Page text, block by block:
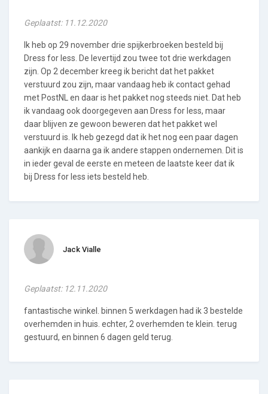
Geplaatst: 11.12.2020
Ik heb op 29 november drie spijkerbroeken besteld bij
Dress for less. De levertijd zou twee tot drie werkdagen
zijn. Op 2 december kreeg ik bericht dat het pakket
verstuurd zou zijn, maar vandaag heb ik contact gehad
met PostNL en daar is het pakket nog steeds niet. Dat heb
ik vandaag ook doorgegeven aan Dress for less, maar
daar blijven ze gewoon beweren dat het pakket wel
verstuurd is. Ik heb gezegd dat ik het nog een paar dagen
aankijk en daarna ga ik andere stappen ondernemen. Dit is
in ieder geval de eerste en meteen de laatste keer dat ik
bij Dress for less iets besteld heb.
Jack Vialle
Geplaatst: 12.11.2020
fantastische winkel. binnen 5 werkdagen had ik 3 bestelde
overhemden in huis. echter, 2 overhemden te klein. terug
gestuurd, en binnen 6 dagen geld terug.